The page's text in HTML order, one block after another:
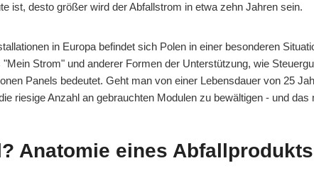
ist, desto größer wird der Abfallstrom in etwa zehn Jahren sein.
in Europa befindet sich Polen in einer besonderen
Strom" und anderer Formen der Unterstützung, wie
Panels bedeutet. Geht man von einer Lebensdauer von 25
riesige Anzahl an gebrauchten Modulen zu bewältigen - und
Anatomie eines Abfallprodukts